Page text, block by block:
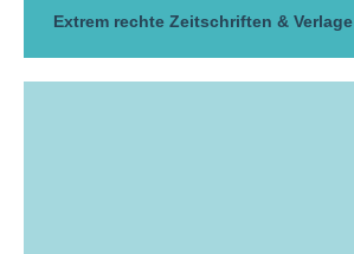
Extrem rechte Zeitschriften & Verlage